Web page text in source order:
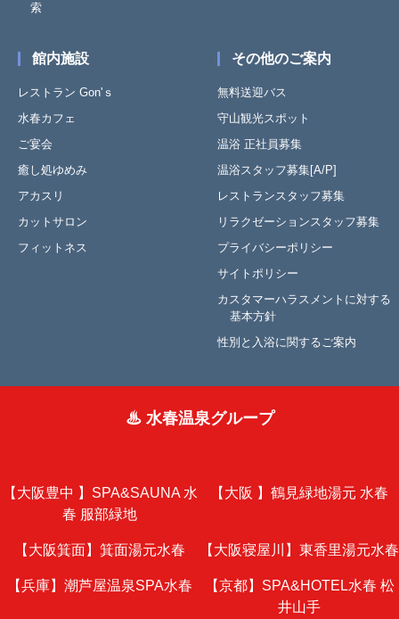
索
館内施設
レストラン Gon'ｓ
水春カフェ
ご宴会
癒し処ゆめみ
アカスリ
カットサロン
フィットネス
その他のご案内
無料送迎バス
守山観光スポット
温浴 正社員募集
温浴スタッフ募集[A/P]
レストランスタッフ募集
リラクゼーションスタッフ募集
プライバシーポリシー
サイトポリシー
カスタマーハラスメントに対する
基本方針
性別と入浴に関するご案内
♨ 水春温泉グループ
【大阪豊中 】 SPA&SAUNA 水
春 服部緑地
【大阪 】 鶴見緑地湯元 水春
【大阪箕面】 箕面湯元水春 【大阪寝屋川】 東香里湯元水春
【兵庫】 潮芦屋温泉SPA水春 【京都】 SPA&HOTEL水春 松
井山手